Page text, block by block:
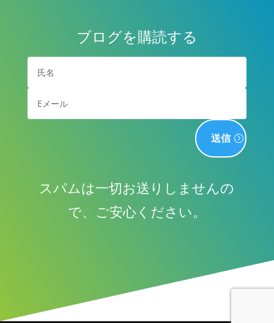
ブログを購読する
送信
スパムは一切お送りしませんの
で、ご安心ください。